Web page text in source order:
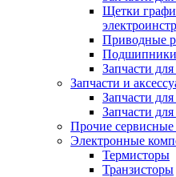
Щетки
Приводные
Подшипники
Запчасти
Запчасти и
Запчасти
Запчасти
Прочие сервисные
Электронные
Термисторы
Транзисторы